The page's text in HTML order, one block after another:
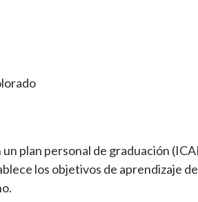
plan personal de graduación
los objetivos de aprendizaje